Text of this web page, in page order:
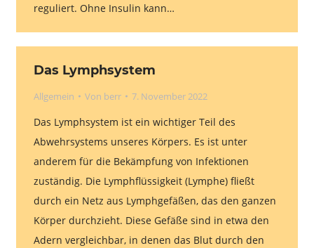
reguliert. Ohne Insulin kann…
Das Lymphsystem
Allgemein Von berr 7. November 2022
Das Lymphsystem ist ein wichtiger Teil des
Abwehrsystems unseres Körpers. Es ist unter
anderem für die Bekämpfung von Infektionen
zuständig. Die Lymphflüssigkeit (Lymphe) fließt
durch ein Netz aus Lymphgefäßen, das den ganzen
Körper durchzieht. Diese Gefäße sind in etwa den
Adern vergleichbar, in denen das Blut durch den